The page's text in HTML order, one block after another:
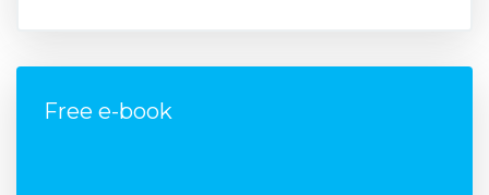
Free e-book